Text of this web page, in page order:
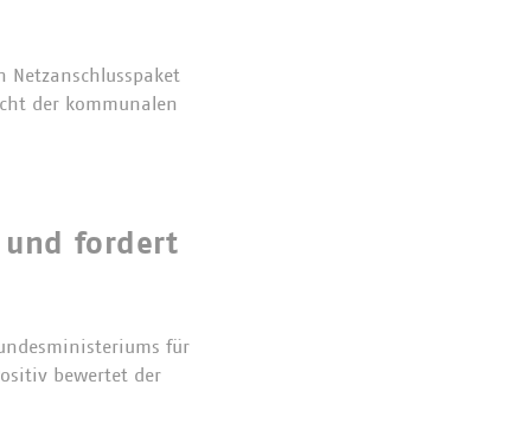
Netzanschlusspaket
der kommunalen
und fordert
für
bewertet der